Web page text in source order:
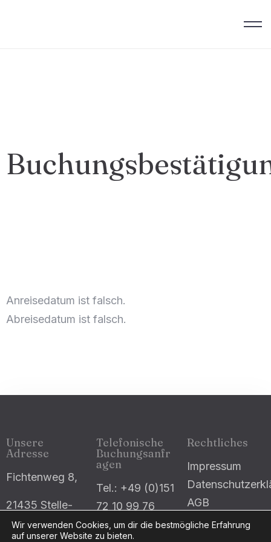
Anreisedatum ist falsch.
Abreisedatum ist falsch.
Unsere
Adresse
Fichtenweg 8,
21435 Stelle-
Ashausen
Telefonische
Buchungsanfr
agen
Tel.: +49 (0)151
72 10 99 76
E-Mail: info
Rechtliches
Impressum
AGB
Abreise
Wir verwenden Cookies, um dir die bestmögliche Erfahrung
auf unserer Website zu bieten.